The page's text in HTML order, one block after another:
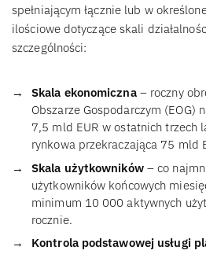
spełniającym łącznie lub w
ilościowe dotyczące skali
szczególności:
Skala ekonomiczna– roczny
Obszarze Gospodarczym (EOG)
7,5 mld EUR w ostatnich trzech
rynkowa przekraczająca 75 mld
Skala użytkowników– co
użytkowników końcowych
minimum 10 000 aktywnych
rocznie.
Kontrola podstawowej usługi